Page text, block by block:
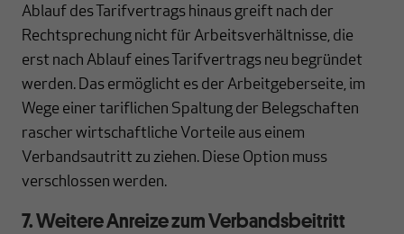
Ablauf des Tarifvertrags hinaus greift nach der
Rechtsprechung nicht für Arbeitsverhältnisse, die
erst nach Ablauf eines Tarifvertrags neu begründet
werden. Das ermöglicht es der Arbeitgeberseite, im
Wege einer tariflichen Spaltung der Belegschaften
rascher wirtschaftliche Vorteile aus einem
Verbandsautritt zu ziehen. Diese Option muss
verschlossen werden.
7. Weitere Anreize zum Verbandsbeitritt